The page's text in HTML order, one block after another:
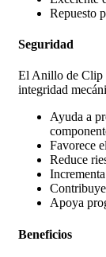
Repuesto
Seguridad
El Anillo de Clip
integridad
Ayuda a
Favorece
Reduce
Apoya
Beneficios